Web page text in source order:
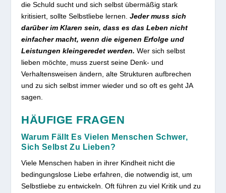
die Schuld sucht und sich selbst übermäßig stark
kritisiert, sollte Selbstliebe lernen.Jeder muss sich
darüber im Klaren sein, dass es das Leben nicht
einfacher macht, wenn die eigenen Erfolge und
Leistungen kleingeredet werden.Wer sich selbst
lieben möchte, muss zuerst seine Denk- und
Verhaltensweisen ändern, alte Strukturen aufbrechen
und zu sich selbst immer wieder und so oft es geht JA
sagen.
HÄUFIGE FRAGEN
Warum Fällt Es Vielen Menschen Schwer,
Sich Selbst Zu Lieben?
Viele Menschen haben in ihrer Kindheit nicht die
bedingungslose Liebe erfahren, die notwendig ist, um
Selbstliebe zu entwickeln. Oft führen zu viel Kritik und zu